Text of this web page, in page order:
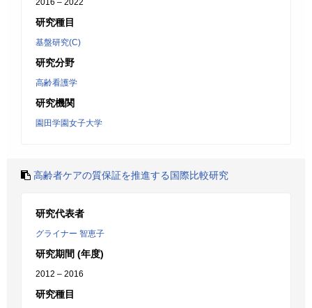
2016 – 2022
研究種目
基盤研究(C)
研究分野
高齢看護学
研究機関
園田学園女子大学
高齢者ケアの質保証を推進する国際比較研究
研究代表者
グライナー 智恵子
研究期間 (年度)
2012 – 2016
研究種目